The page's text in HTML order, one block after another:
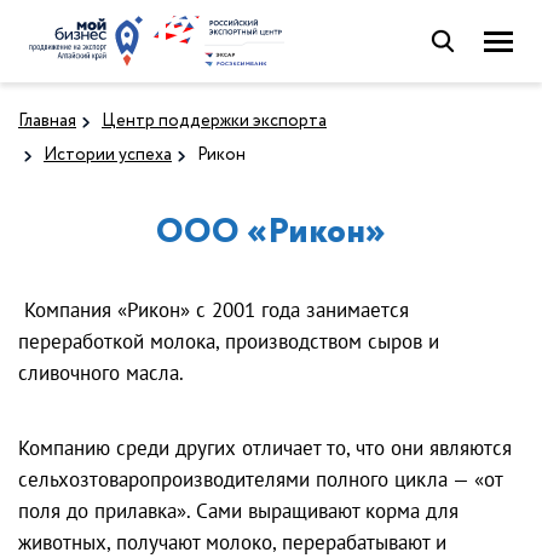
Главная
Центр поддержки экспорта
Истории успеха
Рикон
ООО «Рикон»
Компания «Рикон» с 2001 года занимается
переработкой молока, производством сыров и
сливочного масла.
Компанию среди других отличает то, что они являются
сельхозтоваропроизводителями полного цикла — «от
поля до прилавка». Сами выращивают корма для
животных, получают молоко, перерабатывают и